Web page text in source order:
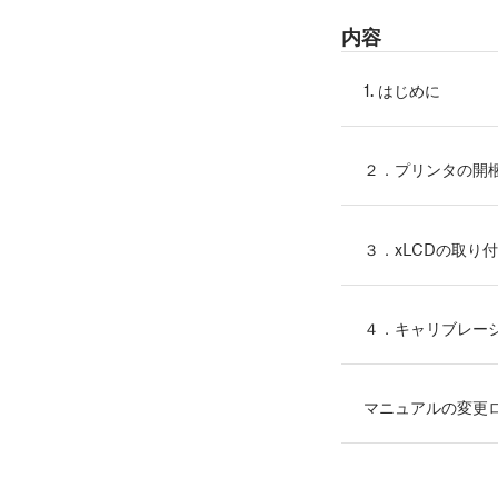
内容
1. はじめに
２．プリンタの開
３．xLCDの取り
４．キャリブレー
マニュアルの変更